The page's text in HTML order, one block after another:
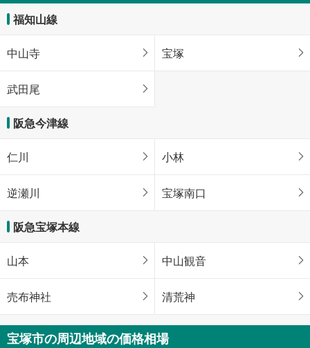
福知山線
中山寺 宝塚
武田尾
阪急今津線
仁川 小林
逆瀬川 宝塚南口
阪急宝塚本線
山本 中山観音
売布神社 清荒神
宝塚市の周辺地域の価格相場